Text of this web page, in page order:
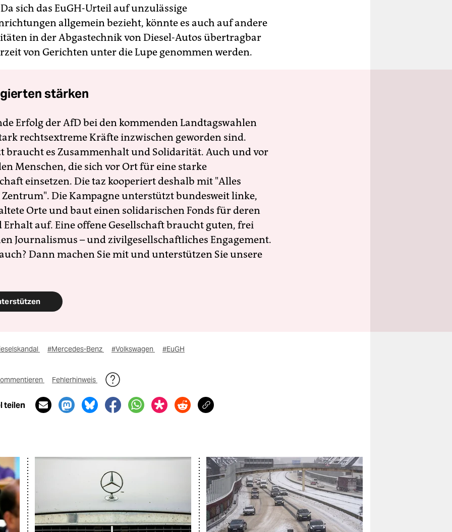
sich das EuGH-Urteil auf unzulässige
allgemein bezieht, könnte es auch auf andere
in der Abgastechnik von Diesel-Autos übertragbar
von Gerichten unter die Lupe genommen werden.
stärken
Erfolg der AfD bei den kommenden Landtagswahlen
rechtsextreme Kräfte inzwischen geworden sind.
braucht es Zusammenhalt und Solidarität. Auch und vor
Menschen, die sich vor Ort für eine starke
einsetzen. Die taz kooperiert deshalb mit "Alles
Die Kampagne unterstützt bundesweit linke,
Orte und baut einen solidarischen Fonds für deren
Erhalt auf. Eine offene Gesellschaft braucht guten, frei
Journalismus – und zivilgesellschaftliches Engagement.
Dann machen Sie mit und unterstützen Sie unsere
#Mercedes-Benz #Volkswagen #EuGH
Fehlerhinweis
teilen